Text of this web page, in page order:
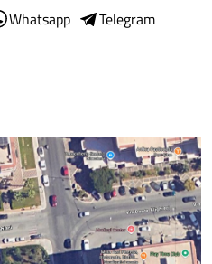
Whatsapp
Telegram